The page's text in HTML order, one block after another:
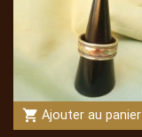
shopping_cart Ajouter au panier